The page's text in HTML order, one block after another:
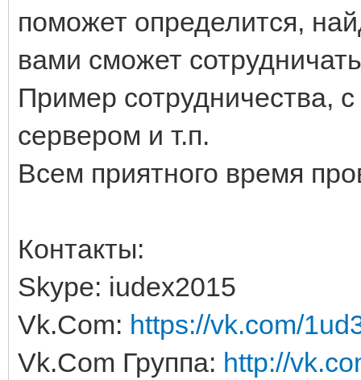
поможет определится,
вами сможет
Пример сотрудничества,
сервером и т.п.
Всем приятного время
Контакты:
Skype: iudex2015
Vk.Com: https://vk.com/
Vk.Com Группа: http://